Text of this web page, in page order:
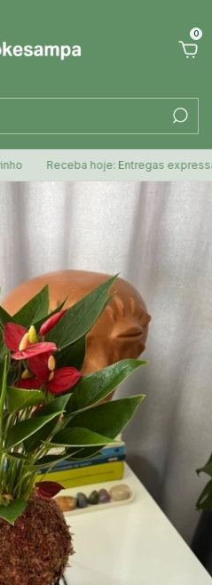
0
Receba hoje: Entregas expressas para